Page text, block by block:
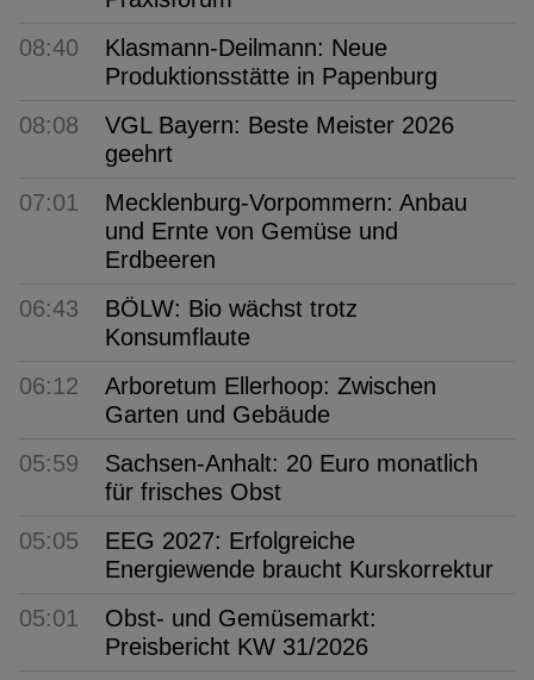
08:40
Klasmann-Deilmann: Neue
Produktionsstätte in Papenburg
08:08
VGL Bayern: Beste Meister 2026
geehrt
07:01
Mecklenburg-Vorpommern: Anbau
und Ernte von Gemüse und
Erdbeeren
06:43
BÖLW: Bio wächst trotz
Konsumflaute
06:12
Arboretum Ellerhoop: Zwischen
Garten und Gebäude
05:59
Sachsen-Anhalt: 20 Euro monatlich
für frisches Obst
05:05
EEG 2027: Erfolgreiche
Energiewende braucht Kurskorrektur
05:01
Obst- und Gemüsemarkt:
Preisbericht KW 31/2026